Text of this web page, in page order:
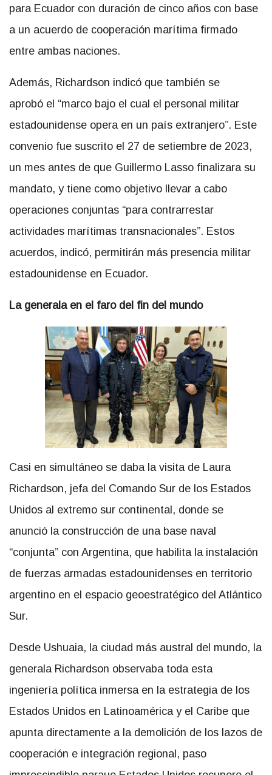
para Ecuador con duración de cinco años con base
a un acuerdo de cooperación marítima firmado
entre ambas naciones.
Además, Richardson indicó que también se
aprobó el “marco bajo el cual el personal militar
estadounidense opera en un país extranjero”. Este
convenio fue suscrito el 27 de setiembre de 2023,
un mes antes de que Guillermo Lasso finalizara su
mandato, y tiene como objetivo llevar a cabo
operaciones conjuntas “para contrarrestar
actividades marítimas transnacionales”. Estos
acuerdos, indicó, permitirán más presencia militar
estadounidense en Ecuador.
La generala en el faro del fin del mundo
Casi en simultáneo se daba la visita de Laura
Richardson, jefa del Comando Sur de los Estados
Unidos al extremo sur continental, donde se
anunció la construcción de una base naval
“conjunta” con Argentina, que habilita la instalación
de fuerzas armadas estadounidenses en territorio
argentino en el espacio geoestratégico del Atlántico
Sur.
Desde Ushuaia, la ciudad más austral del mundo, la
generala Richardson observaba toda esta
ingeniería política inmersa en la estrategia de los
Estados Unidos en Latinoamérica y el Caribe que
apunta directamente a la demolición de los lazos de
cooperación e integración regional, paso